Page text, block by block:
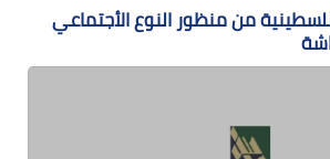
من منظور النوع الأجتماعي